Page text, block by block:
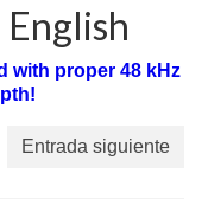
with proper 48 kHz
Entrada siguiente